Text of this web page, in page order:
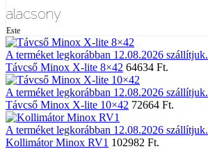
alacsony
Este
A terméket legkorábban 12.08.2026 szállítjuk.
Távcső Minox X-lite 8×42 64634 Ft.
A terméket legkorábban 12.08.2026 szállítjuk.
Távcső Minox X-lite 10×42 72664 Ft.
A terméket legkorábban 12.08.2026 szállítjuk.
Kollimátor Minox RV1 102982 Ft.